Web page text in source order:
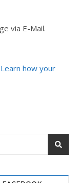
via E-Mail.
Learn how your